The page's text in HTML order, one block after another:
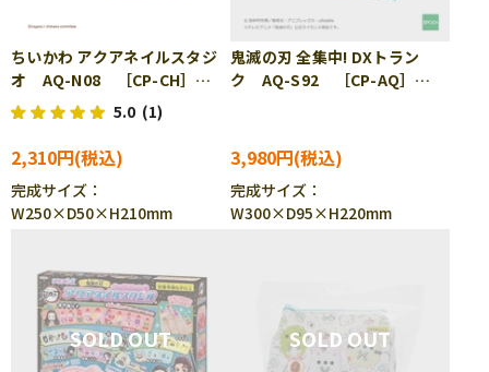
ちいかわ アクアネイルスタジ
オ AQ-N08 ［CP-CH］
［CP-PA］
5.0 (1)
2,310円
完成サイズ：
W250×D50×H210mm
鬼滅の刃 全集中! DXトラン
ク AQ-S92 ［CP-AQ］
3,980円
完成サイズ：
W300×D95×H220mm